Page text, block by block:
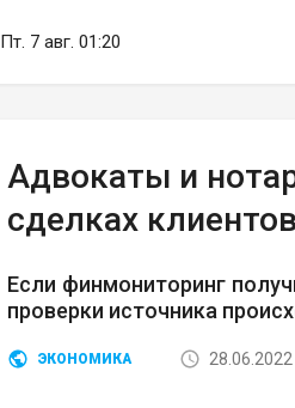
Пт. 7 авг. 01:20
Адвокаты и
сделках клиентов
Если финмониторинг
проверки источника
ЭКОНОМИКА